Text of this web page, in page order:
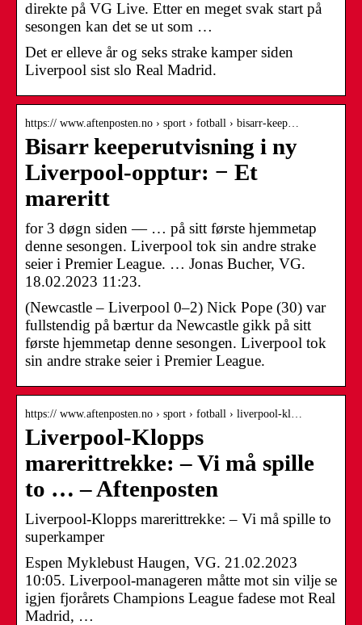
direkte på VG Live. Etter en meget svak start på
sesongen kan det se ut som …
Det er elleve år og seks strake kamper siden
Liverpool sist slo Real Madrid.
https:// www.aftenposten.no › sport › fotball › bisarr-keep…
Bisarr keeperutvisning i ny
Liverpool-opptur: − Et
mareritt
for 3 døgn siden — … på sitt første hjemmetap
denne sesongen. Liverpool tok sin andre strake
seier i Premier League. … Jonas Bucher, VG.
18.02.2023 11:23.
(Newcastle – Liverpool 0–2) Nick Pope (30) var
fullstendig på bærtur da Newcastle gikk på sitt
første hjemmetap denne sesongen. Liverpool tok
sin andre strake seier i Premier League.
https:// www.aftenposten.no › sport › fotball › liverpool-kl…
Liverpool-Klopps
marerittrekke: – Vi må spille
to … – Aftenposten
Liverpool-Klopps marerittrekke: – Vi må spille to
superkamper
Espen Myklebust Haugen, VG. 21.02.2023
10:05. Liverpool-manageren måtte mot sin vilje se
igjen fjorårets Champions League fadese mot Real
Madrid, …